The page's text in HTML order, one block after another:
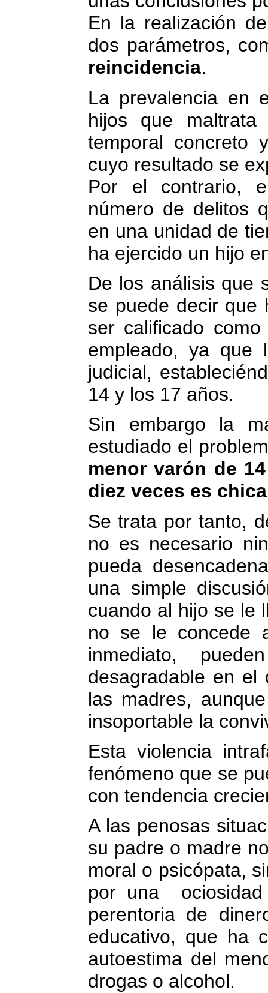
En la realización
dos parámetros,
reincidencia.
La prevalencia en
hijos que
temporal concreto
cuyo resultado se
Por el contrario,
número de delitos
en una unidad de
ha ejercido un hijo
De los análisis que
se puede decir que
ser calificado
empleado, ya que
judicial,
14 y los 17 años.
Sin embargo la
estudiado el
menor varón de
diez veces es chica
Se trata por tanto,
no es necesario
pueda
una simple
cuando al hijo se le
no se le concede
inmediato,
desagradable en el
las madres,
insoportable la
Esta violencia
fenómeno que se
con tendencia
A las penosas
su padre o madre
moral o psicópata,
por una ociosidad
perentoria de
educativo, que ha
autoestima del
drogas o alcohol.